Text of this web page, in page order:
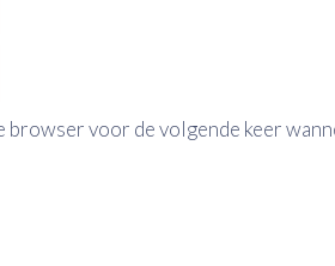
browser voor de volgende keer